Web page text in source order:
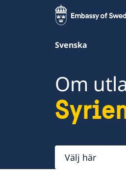
Svenska
Om
Välj
här